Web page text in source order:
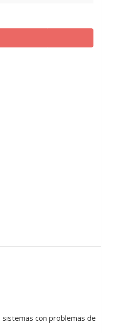
con problemas de